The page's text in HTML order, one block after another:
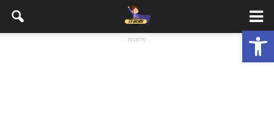
פתח סרגל נגישות - פרסומת -